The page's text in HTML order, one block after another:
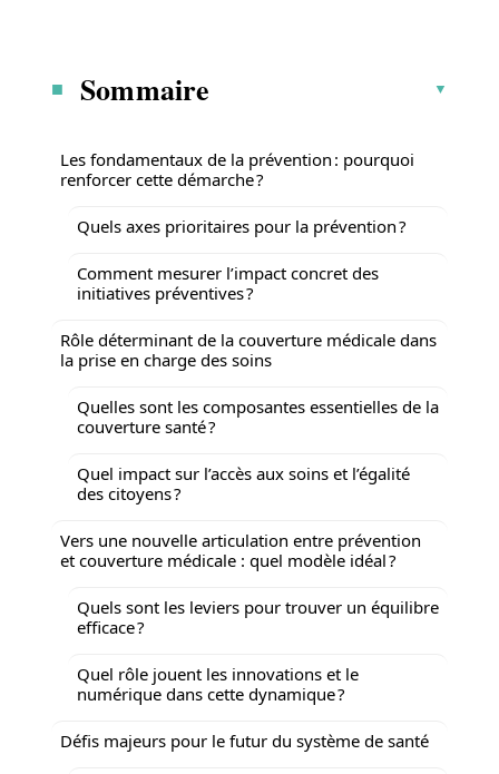
Sommaire
Les fondamentaux de la prévention : pourquoi
renforcer cette démarche ?
Quels axes prioritaires pour la prévention ?
Comment mesurer l’impact concret des
initiatives préventives ?
Rôle déterminant de la couverture médicale dans
la prise en charge des soins
Quelles sont les composantes essentielles de la
couverture santé ?
Quel impact sur l’accès aux soins et l’égalité
des citoyens ?
Vers une nouvelle articulation entre prévention
et couverture médicale : quel modèle idéal ?
Quels sont les leviers pour trouver un équilibre
efficace ?
Quel rôle jouent les innovations et le
numérique dans cette dynamique ?
Défis majeurs pour le futur du système de santé